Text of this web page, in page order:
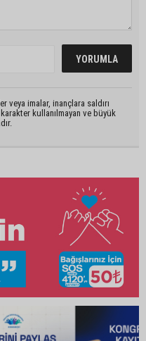
veya imalar, inançlara saldırı
kullanılmayan ve büyük